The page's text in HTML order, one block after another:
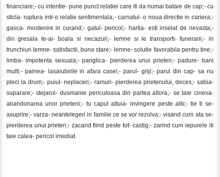
financiare;- cu intentie- pune punct relatiei care iti da numai bataie de cap;- cu
sticla- ruptura intr-o relatie sentimentala;- carnatul- o noua directie in cariera;-
gasca- mostenire in curand;- gatul- pericol;- hartia- esti inselat de nevasta;-
din gresala te-ai- boala si necazuri;- lemne si le transporti- funerarii;- in
trunchiuri lemne- satisfactii, buna stare;- lemne- solutie favorabila pentru tine;-
limba- impotenta sexuala;- panglica- pierderea unui prieten;- padure- bani
multi;- painea- lasaiubirile in afara casei;- parul- griji;- parul din cap- sa nu
pleci la drum;- puiul- neplaceri;- ramuri- pierderea prietenului, deces;- sabia-
suparare;- stejarul- dusmanie periculoasa din partea altora;- se taie cineva-
abandonarea unor prieteni;- tu capul altuia- invingere peste altii;- tie ti se-
asuprire;- varza- neantelegeri in familie ce se vor rezolva;- visand cum ata se-
pierderea unui prieten;- zacand fiind peste tot- castig;- zarind cum iepurele iti
taie calea- pericol imediat.